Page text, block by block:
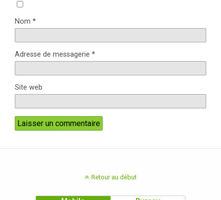
Nom *
Adresse de messagerie *
Site web
Retour au début